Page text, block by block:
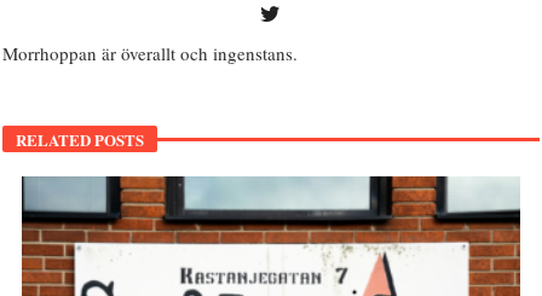
Morrhoppan är överallt och ingenstans.
RELATED POSTS